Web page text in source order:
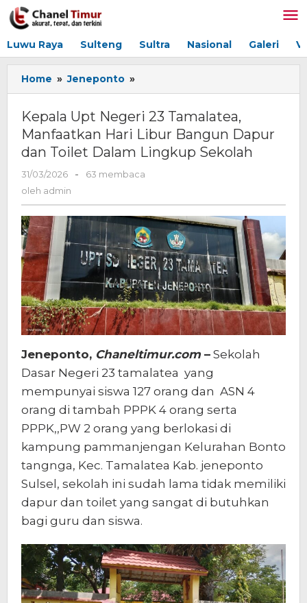
Lewati
ke
Luwu Raya Sulteng Sultra Nasional Galeri
Home » Jeneponto »
Upt
23
Tamalatea,
Manfaatkan
Libur
Dapur
dan
Toilet
Dalam
Lingkup
Sekolah
Kepala Upt Negeri 23 Tamalatea,
Manfaatkan Hari Libur Bangun Dapur
dan Toilet Dalam Lingkup Sekolah
31/03/2026
oleh
-
63 membaca
oleh admin
Jeneponto, Chaneltimur.com– Sekolah
Dasar Negeri 23 tamalatea yang
mempunyai siswa 127 orang dan ASN 4
orang di tambah PPPK 4 orang serta
PPPK,,PW 2 orang yang berlokasi di
kampung pammanjengan Kelurahan Bonto
tangnga, Kec. Tamalatea Kab. jeneponto
Sulsel, sekolah ini sudah lama tidak memiliki
dapur dan toilet yang sangat di butuhkan
bagi guru dan siswa.